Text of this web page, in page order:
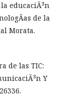
la educaciÃ³n
de la
Morata.
de las TIC:
Y